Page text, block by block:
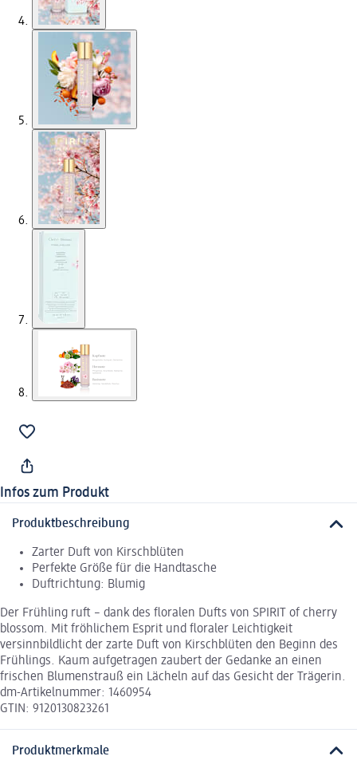
Infos zum Produkt
Produktbeschreibung
Zarter Duft von Kirschblüten
Perfekte Größe für die Handtasche
Duftrichtung: Blumig
Der Frühling ruft – dank des floralen Dufts von SPIRIT of cherry
blossom. Mit fröhlichem Esprit und floraler Leichtigkeit
versinnbildlicht der zarte Duft von Kirschblüten den Beginn des
Frühlings. Kaum aufgetragen zaubert der Gedanke an einen
frischen Blumenstrauß ein Lächeln auf das Gesicht der Trägerin.
dm-Artikelnummer: 1460954
GTIN: 9120130823261
Produktmerkmale